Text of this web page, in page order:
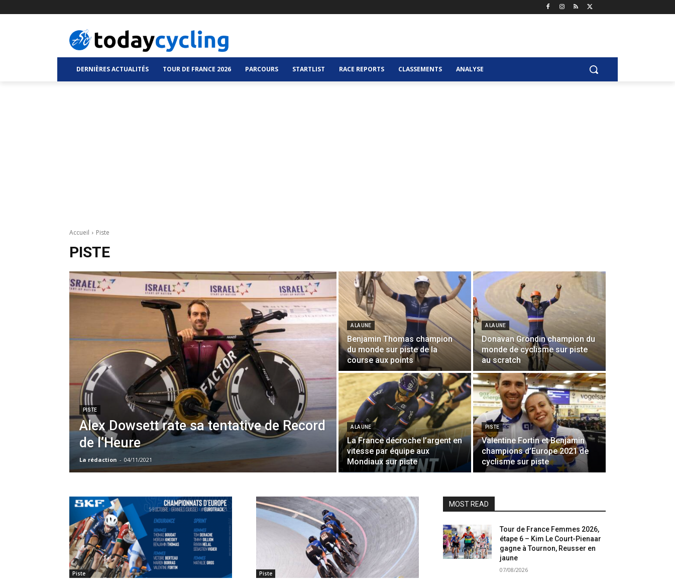
DERNIÈRES ACTUALITÉS TOUR DE FRANCE 2026 PARCOURS STARTLIST RACE REPORTS CLASSEMENTS ANALYSE
Accueil Piste
PISTE
PISTE
Alex Dowsett rate sa tentative de Record
de l’Heure
La rédaction - 04/11/2021
A LA UNE
Benjamin Thomas champion
du monde sur piste de la
course aux points
A LA UNE
Donavan Grondin champion du
monde de cyclisme sur piste
au scratch
A LA UNE
La France décroche l’argent en
vitesse par équipe aux
Mondiaux sur piste
PISTE
Valentine Fortin et Benjamin
champions d’Europe 2021 de
cyclisme sur piste
Piste Piste
MOST READ
Tour de France Femmes 2026,
étape 6 – Kim Le Court-Pienaar
gagne à Tournon, Reusser en
jaune
07/08/2026